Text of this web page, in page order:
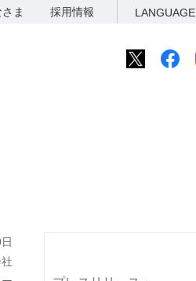
ま 採用情報 LANGUAGE